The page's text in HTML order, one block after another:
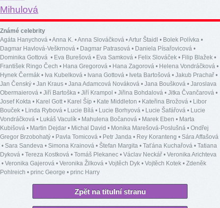
Známé celebrity
Agáta Hanychová •Anna K. •Anna Slováčková •Artur Štaidl • Bolek Polívka •
Dagmar Havlová-Veškrnová • Dagmar Patrasová • Daniela Písařovicová •
Dominika Gottová • Eva Burešová • Eva Samková • Felix Slováček • Filip Blažek •
František Ringo Čech • Hana Gregorová • Hana Zagorová • Helena Vondráčková •
Hynek Čermák • Iva Kubelková • Ivana Gottová • Iveta Bartošová • Jakub Prachař •
Jan Čenský • Jan Kraus • Jana Adamcová Nováková • Jana Boušková • Jaroslava
Obermaierová • Jiří Bartoška • Jiří Krampol • Jiřina Bohdalová • Jitka Čvančarová •
Josef Kokta • Karel Gott• Karel Šíp • Kate Middleton • Kateřina Brožová • Libor
Bouček • Linda Rybová • Lucie Bílá • Lucie Borhyová • Lucie Šafářová • Lucie
Vondráčková • Lukáš Vaculík • Mahulena Bočanová • Marek Eben • Marta
Kubišová • Martin Dejdar • Michal David • Monika Marešová-Poslušná • Ondřej
Gregor Brzobohatý • Pavla Tomicová • Petr Janda • Rey Koranteng • Sára Affašová
• Sara Sandeva • Simona Krainová • Štefan Margita • Taťána Kuchařová • Tatiana
Dyková • Tereza Kostková • Tomáš Plekanec • Václav Neckář • Veronika Arichteva
• Veronika Gajerová • Veronika Žilková • Vojtěch Dyk • Vojtěch Kotek • Zdeněk
Pohlreich • princ George • princ Harry
Zpět na titulní stranu